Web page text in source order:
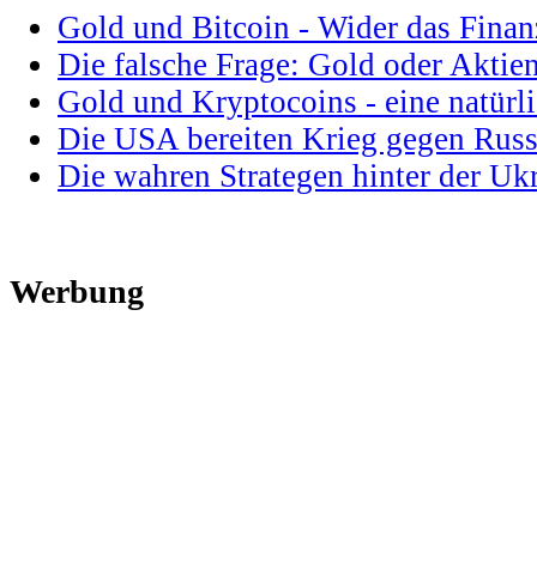
Gold und Bitcoin - Wider das
Die falsche Frage: Gold oder
Gold und Kryptocoins - eine
Die USA bereiten Krieg gegen
Die wahren Strategen hinter der
Werbung